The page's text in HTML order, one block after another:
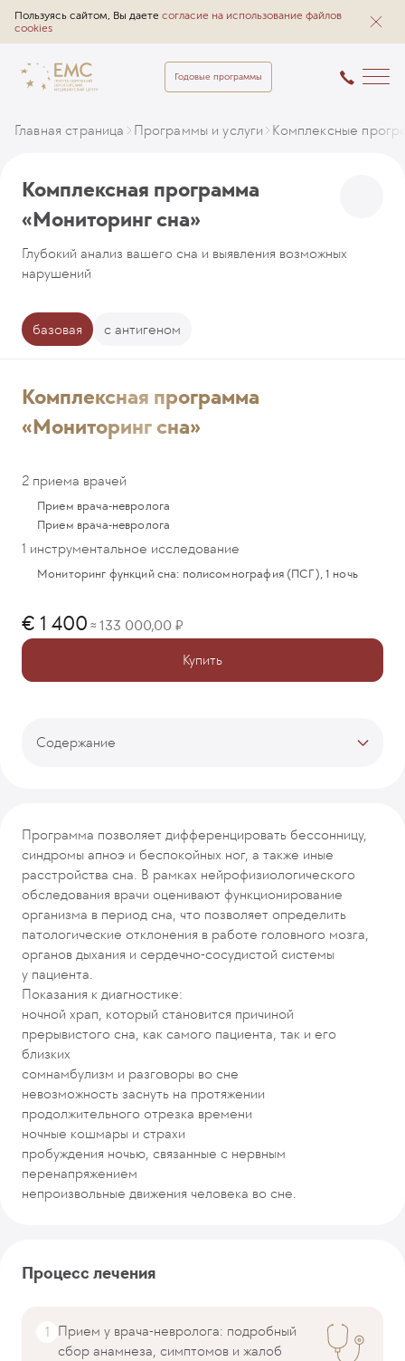
Пользуясь сайтом, Вы даете согласие на использование файлов
cookies
Годовые программы
Главная страница Программы и услуги Комплексные
Комплексная программа
«Мониторинг сна»
Глубокий анализ вашего сна и выявления возможных
нарушений
базовая с антигеном
Комплексная программа
«Мониторинг сна»
2 приема врачей
Прием врача-невролога
Прием врача-невролога
1 инструментальное исследование
Мониторинг функций сна: полисомнография (ПСГ), 1 ночь
Купить
1 400 ≈ 133 000,00
Содержание
Врачи-кураторы
Отзывы
Рекомендуемые программы
Программа позволяет дифференцировать бессонницу,
синдромы апноэ и беспокойных ног, а также иные
расстройства сна. В рамках нейрофизиологического
обследования врачи оценивают функционирование
организма в период сна, что позволяет определить
патологические отклонения в работе головного мозга,
органов дыхания и сердечно-сосудистой системы
у пациента.
Показания к диагностике:
ночной храп, который становится причиной
прерывистого сна, как самого пациента, так и его
близких
сомнамбулизм и разговоры во сне
невозможность заснуть на протяжении
продолжительного отрезка времени
ночные кошмары и страхи
пробуждения ночью, связанные с нервным
перенапряжением
непроизвольные движения человека во сне.
Процесс лечения
Прием у врача-невролога: подробный
сбор анамнеза, симптомов и жалоб